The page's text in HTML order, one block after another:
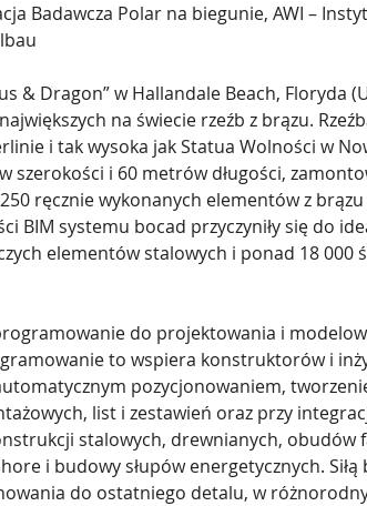
Badawcza Polar na biegunie, AWI –
& Dragon” w Hallandale Beach, Floryda
na świecie rzeźb z brązu.
i tak wysoka jak Statua Wolności w
szerokości i 60 metrów długości,
ręcznie wykonanych elementów z brązu
BIM systemu bocad przyczyniły się do
elementów stalowych i ponad 18 000
do projektowania i
to wspiera konstruktorów i
pozycjonowaniem,
list i zestawień oraz przy
stalowych, drewnianych, obudów
i budowy słupów energetycznych. Siłą
do ostatniego detalu, w